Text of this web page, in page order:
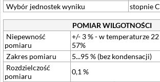
Wybór jednostek wyniku
stopnie
POMIAR WILGOTNOŚCI
Niepewność
pomiaru
+/- 3 % - w temperaturze
57%
Zakres pomiaru
5...95 % (bez kondensacji)
Rozdzielczość
pomiaru
0,1 %